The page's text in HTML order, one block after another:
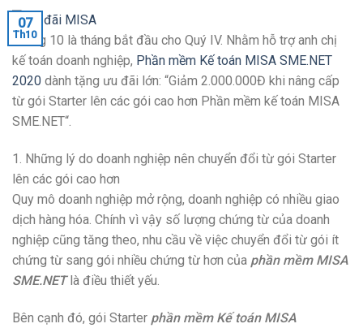
07
Th10
Tháng 10 là tháng bắt đầu cho Quý IV. Nhằm hỗ trợ anh chị
kế toán doanh nghiệp, Phần mềm Kế toán MISA SME.NET
2020 dành tặng ưu đãi lớn: “Giảm 2.000.000Đ khi nâng cấp
từ gói Starter lên các gói cao hơn Phần mềm kế toán MISA
SME.NET“.
1. Những lý do doanh nghiệp nên chuyển đổi từ gói Starter
lên các gói cao hơn
Quy mô doanh nghiệp mở rộng, doanh nghiệp có nhiều giao
dịch hàng hóa. Chính vì vậy số lượng chứng từ của doanh
nghiệp cũng tăng theo, nhu cầu về việc chuyển đổi từ gói ít
chứng từ sang gói nhiều chứng từ hơn của phần mềm MISA
SME.NETlà điều thiết yếu.
Bên cạnh đó, gói Starter phần mềm Kế toán MISA